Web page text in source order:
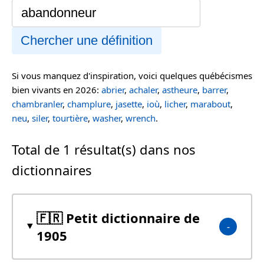
Chercher une définition
Si vous manquez d'inspiration, voici quelques québécismes
bien vivants en 2026: abrier, achaler, astheure, barrer,
chambranler, champlure, jasette, ioù, licher, marabout,
neu, siler, tourtière, washer, wrench.
Total de 1 résultat(s) dans nos
dictionnaires
🇫🇷 Petit dictionnaire de
1905